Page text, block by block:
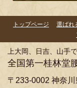
トップページ 選ばれ
上大岡、日吉、山手
全国第一桂林堂
〒233-0002 神奈